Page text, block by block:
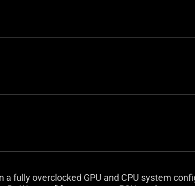
fully overclocked GPU and CPU system